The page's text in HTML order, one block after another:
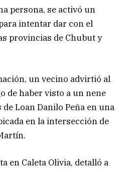
persona, se activó un
intentar dar con el
provincias de Chubut y
un vecino advirtió al
de haber visto a un nene
Loan Danilo Peña en una
en la intersección de
en Caleta Olivia, detalló a